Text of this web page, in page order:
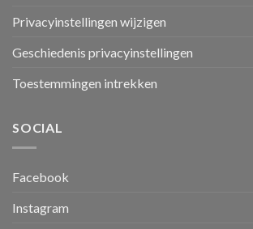
Privacyinstellingen wijzigen
Geschiedenis privacyinstellingen
Toestemmingen intrekken
SOCIAL
Facebook
Instagram